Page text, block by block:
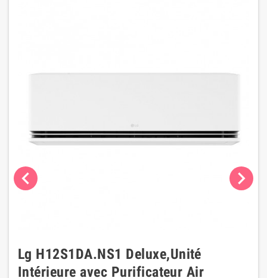
chevron_left chevron_right
Lg H12S1DA.NS1 Deluxe,Unité
Intérieure avec Purificateur Air